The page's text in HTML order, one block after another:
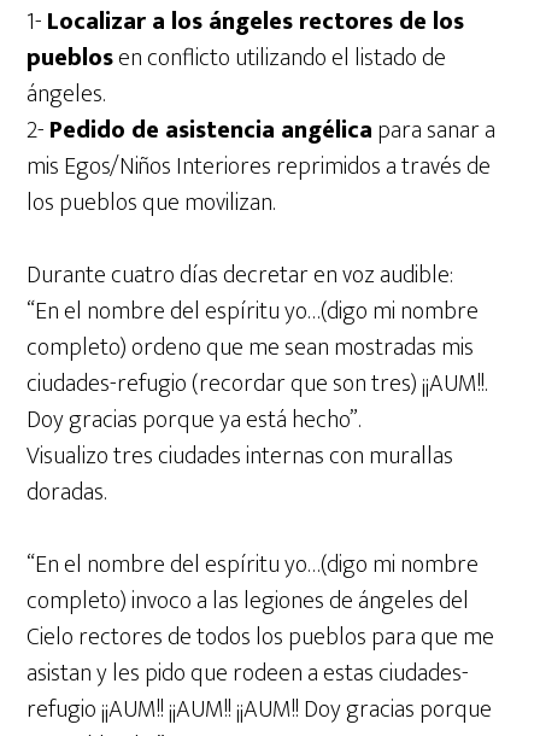
1-Localizar a los ángeles rectores de los
pueblosen conflicto utilizando el listado de
ángeles.
2-Pedido de asistencia angélicapara sanar a
mis Egos/Niños Interiores reprimidos a través de
los pueblos que movilizan.
Durante cuatro días decretar en voz audible:
“En el nombre del espíritu yo…(digo mi nombre
completo) ordeno que me sean mostradas mis
ciudades-refugio (recordar que son tres) ¡¡AUM!!.
Doy gracias porque ya está hecho”.
Visualizo tres ciudades internas con murallas
doradas.
“En el nombre del espíritu yo…(digo mi nombre
completo) invoco a las legiones de ángeles del
Cielo rectores de todos los pueblos para que me
asistan y les pido que rodeen a estas ciudades-
refugio ¡¡AUM!! ¡¡AUM!! ¡¡AUM!! Doy gracias porque